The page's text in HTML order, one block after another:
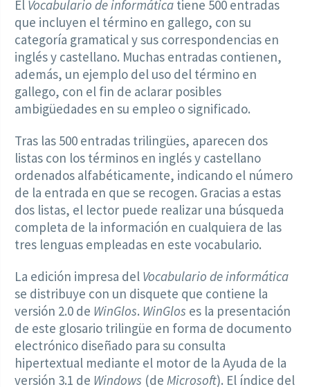
El Vocabulario de informática tiene 500 entradas
que incluyen el término en gallego, con su
categoría gramatical y sus correspondencias en
inglés y castellano. Muchas entradas contienen,
además, un ejemplo del uso del término en
gallego, con el fin de aclarar posibles
ambigüedades en su empleo o significado.
Tras las 500 entradas trilingües, aparecen dos
listas con los términos en inglés y castellano
ordenados alfabéticamente, indicando el número
de la entrada en que se recogen. Gracias a estas
dos listas, el lector puede realizar una búsqueda
completa de la información en cualquiera de las
tres lenguas empleadas en este vocabulario.
La edición impresa del Vocabulario de informática
se distribuye con un disquete que contiene la
versión 2.0 de WinGlos. WinGlos es la presentación
de este glosario trilingüe en forma de documento
electrónico diseñado para su consulta
hipertextual mediante el motor de la Ayuda de la
versión 3.1 de Windows (de Microsoft). El índice del